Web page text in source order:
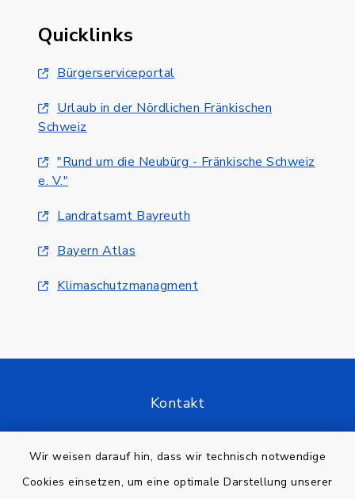
Wir weisen darauf hin, dass wir technisch notwendige
Cookies einsetzen, um eine optimale Darstellung unserer
Quicklinks
Bürgerserviceportal
Urlaub in der Nördlichen Fränkischen
Schweiz
"Rund um die Neubürg - Fränkische Schweiz
e. V."
Landratsamt Bayreuth
Bayern Atlas
Klimaschutzmanagment
Kontakt
Datenschutz